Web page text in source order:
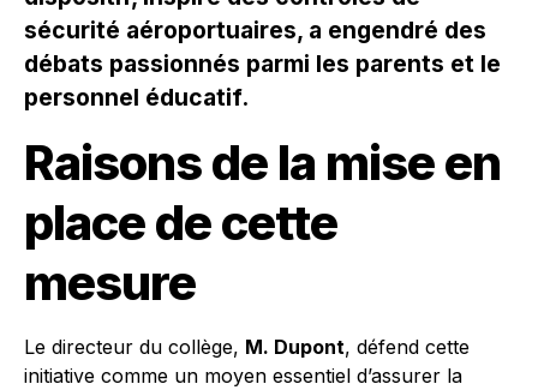
sécurité aéroportuaires, a engendré des
débats passionnés parmi les parents et le
personnel éducatif.
Raisons de la mise en
place de cette
mesure
Le directeur du collège, M. Dupont, défend cette
initiative comme un moyen essentiel d’assurer la